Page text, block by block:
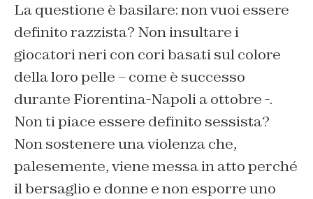
La questione è basilare: non vuoi essere
definito razzista? Non insultare i
giocatori neri con cori basati sul colore
della loro pelle – come è successo
durante Fiorentina-Napoli a ottobre -.
Non ti piace essere definito sessista?
Non sostenere una violenza che,
palesemente, viene messa in atto perché
il bersaglio e donne e non esporre uno